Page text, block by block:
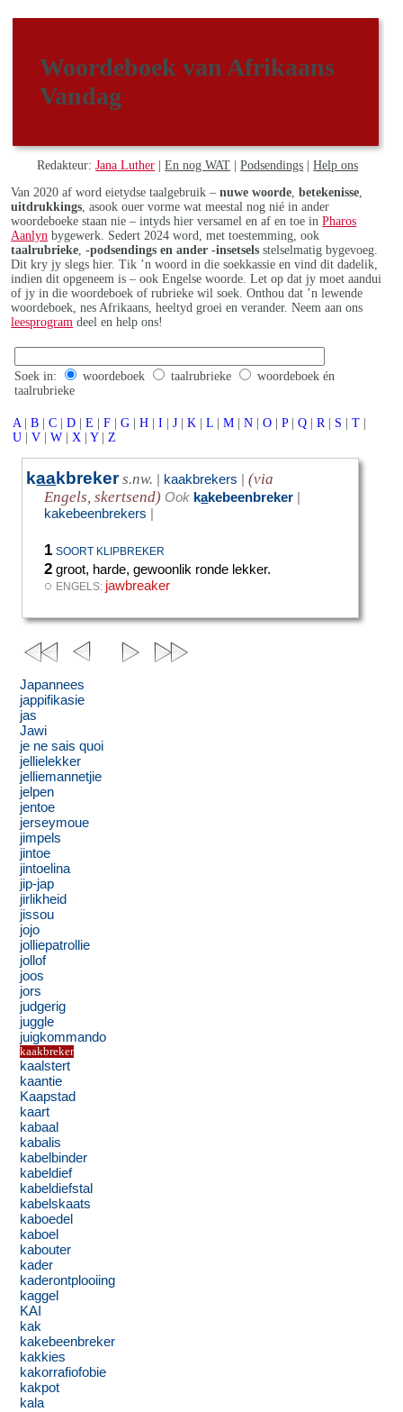
Woordeboek van Afrikaans
Vandag
Redakteur:Jana Luther |En nog WAT |Podsendings |Help ons
Van 2020 af word eietydse taalgebruik –nuwe woorde ,betekenisse
uitdrukkings , asook ouer vorme wat meestal nog nié in ander
woordeboeke staan nie – intyds hier versamel en af en toe inPharos
Aanlyn bygewerk. Sedert 2024 word, met toestemming, ook
taalrubrieke ,-podsendings en ander -insetsels stelselmatig bygevoeg.
Dit kry jy slegs hier. Tik ’n woord in die soekkassie en vind dit dadelik,
indien dit opgeneem is – ook Engelse woorde. Let op dat jy moet aandui
of jy in die woordeboek of rubrieke wil soek. Onthou dat ’n lewende
woordeboek, nes Afrikaans, heeltyd groei en verander. Neem aan ons
leesprogram deel en help ons!
Soek in: woordeboek taalrubrieke
woordeboek én
taalrubrieke
A | B | C | D | E | F | G | H | I | J | K | L | M | N | O | P | Q | R | S | T |
U | V | W | X | Y | Z
kaakbreker s.nw. | kaakbrekers | (via
Engels, skertsend) Ook kakebeenbreker |
kakebeenbrekers |
1 SOORT KLIPBREKER
2 groot, harde, gewoonlik ronde lekker.
◌ ENGELS: jawbreaker
Japannees
jappifikasie
jas
Jawi
je ne sais quoi
jellielekker
jelliemannetjie
jelpen
jentoe
jerseymoue
jimpels
jintoe
jintoelina
jip-jap
jirlikheid
jissou
jojo
jolliepatrollie
jollof
joos
jors
judgerig
juggle
juigkommando
kaakbreker
kaalstert
kaantie
Kaapstad
kaart
kabaal
kabalis
kabelbinder
kabeldief
kabeldiefstal
kabelskaats
kaboedel
kaboel
kabouter
kader
kaderontplooiing
kaggel
KAI
kak
kakebeenbreker
kakkies
kakorrafiofobie
kakpot
kala